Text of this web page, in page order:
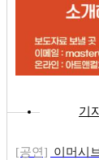
기
[공연] 이머시